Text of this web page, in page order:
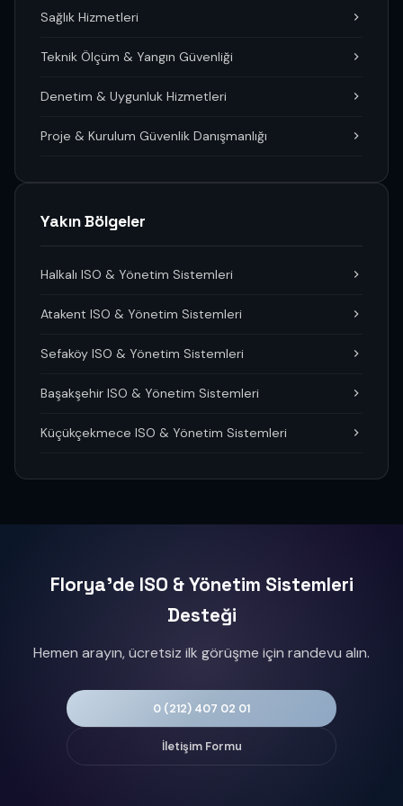
Sağlık Hizmetleri
Teknik Ölçüm & Yangın Güvenliği
Denetim & Uygunluk Hizmetleri
Proje & Kurulum Güvenlik Danışmanlığı
Yakın Bölgeler
Halkalı ISO & Yönetim Sistemleri
Atakent ISO & Yönetim Sistemleri
Sefaköy ISO & Yönetim Sistemleri
Başakşehir ISO & Yönetim Sistemleri
Küçükçekmece ISO & Yönetim Sistemleri
Florya'de ISO & Yönetim Sistemleri
Desteği
Hemen arayın, ücretsiz ilk görüşme için randevu alın.
0 (212) 407 02 01
İletişim Formu